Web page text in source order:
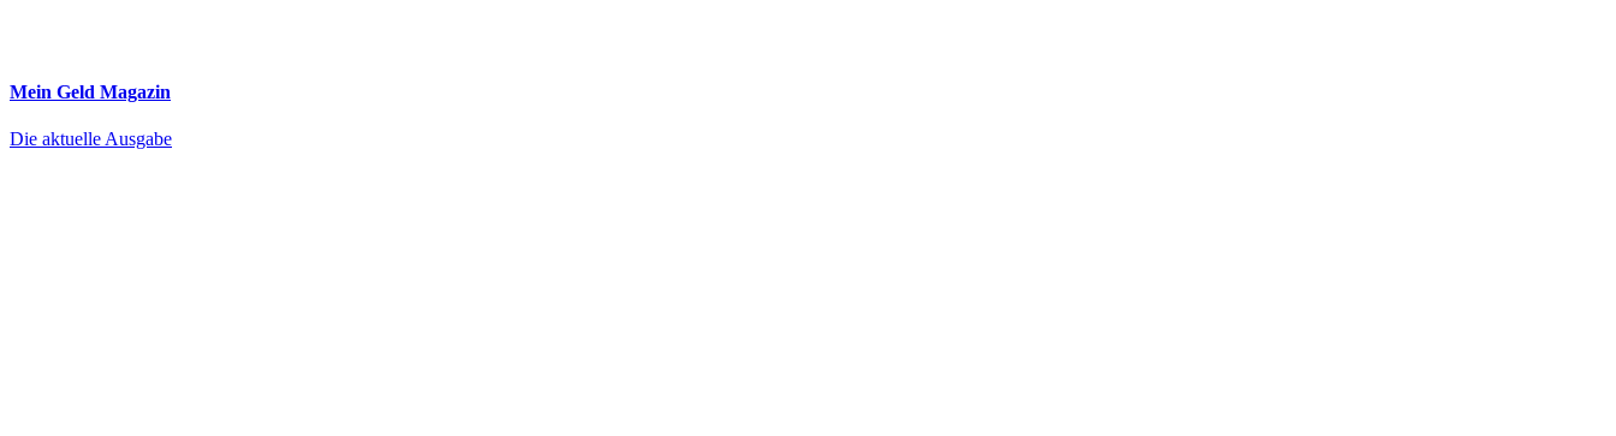
Mein Geld Magazin
Die aktuelle Ausgabe